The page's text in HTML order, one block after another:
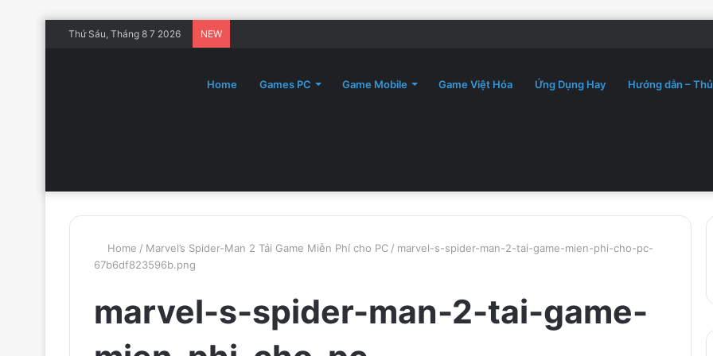
Thứ Sáu, Tháng 8 7 2026 NEW
Home Games PC Game Mobile Game Việt Hóa Ứng Dụng Hay Hướng dẫn –
Home / Marvel’s Spider-Man 2 Tải Game Miễn Phí cho PC / marvel-s-spider-man-2-tai-game-mien-phi-cho-pc-
67b6df823596b.png
marvel-s-spider-man-2-tai-game-